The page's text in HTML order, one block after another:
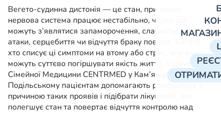
Вегето-судинна дистонія — це стан, при якому
нервова система працює нестабільно, через що
можуть з’являтися запаморочення, слабкість, панічні
атаки, серцебиття чи відчуття браку повітря. Багато
хто списує ці симптоми на втому або стрес, але вони
можуть суттєво погіршувати якість життя. У Центрі
Сімейної Медицини CENTRMED у Кам’янці-
Подільському пацієнтам допомагають розібратися з
причиною таких проявів і підібрати лікування, яке
полегшує стан та повертає відчуття контролю над